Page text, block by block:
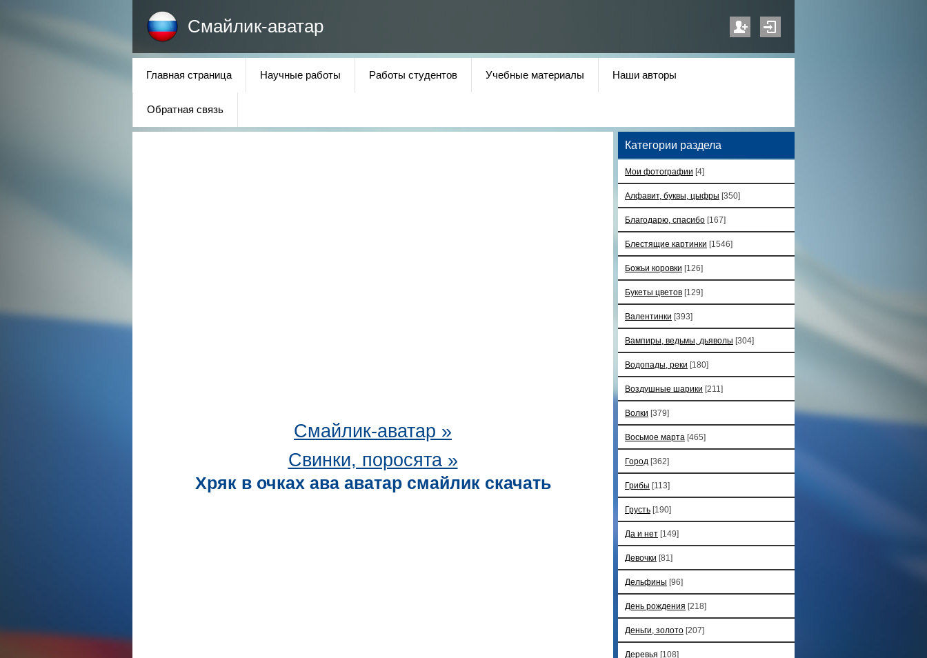
Смайлик-аватар
Главная страница Научные работы Работы студентов Учебные материалы Наши авторы
Обратная связь
Смайлик-аватар »
Свинки, поросята »
Хряк в очках ава аватар смайлик скачать
Категории раздела
Мои фотографии [4]
Алфавит, буквы, цыфры [350]
Благодарю, спасибо [167]
Блестящие картинки [1546]
Божьи коровки [126]
Букеты цветов [129]
Валентинки [393]
Вампиры, ведьмы, дьяволы [304]
Водопады, реки [180]
Воздушные шарики [211]
Волки [379]
Восьмое марта [465]
Город [362]
Грибы [113]
Грусть [190]
Да и нет [149]
Девочки [81]
Дельфины [96]
День рождения [218]
Деньги, золото [207]
Деревья [108]